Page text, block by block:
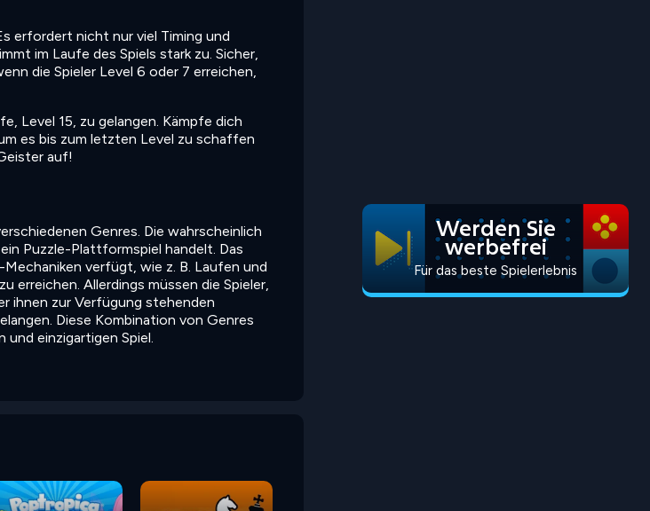
erfordert nicht nur viel Timing und
im Laufe des Spiels stark zu. Sicher,
die Spieler Level 6 oder 7 erreichen,
Level 15, zu gelangen. Kämpfe dich
es bis zum letzten Level zu schaffen
auf!
Genres. Die wahrscheinlich
Puzzle-Plattformspiel handelt. Das
verfügt, wie z. B. Laufen und
erreichen. Allerdings müssen die Spieler,
ihnen zur Verfügung stehenden
Diese Kombination von Genres
einzigartigen Spiel.
Werden Sie
werbefrei
Für das beste Spielerlebnis